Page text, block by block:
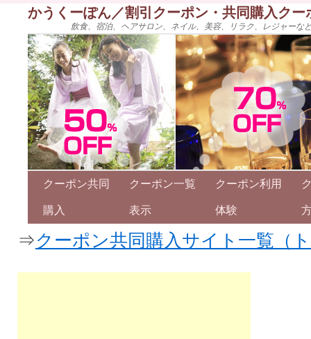
かうくーぽん／割引クーポン・共同購入ク
飲食、宿泊、ヘアサロン、ネイル、美容、リラク、レジャー
クーポン共同
購入
クーポン一覧
表示
クーポン利用
体験
⇒クーポン共同購入サイト一覧（